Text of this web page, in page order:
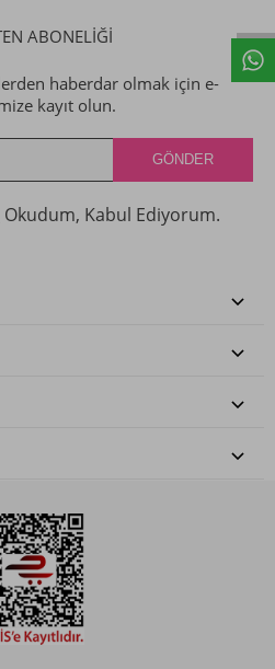
ABONELİĞİ
haberdar olmak için e-
kayıt olun.
Okudum, Kabul Ediyorum.